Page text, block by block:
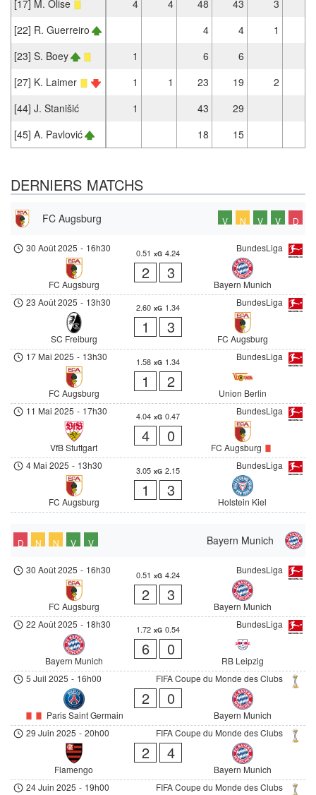
[17] M. Olise 4 4 48 43 3
[22] R. Guerreiro
4 4 1
[23] S. Boey
1 6
6
[27] K. Laimer
1 1 23 19
2
[44] J. Stanišić
1 43 29
[45] A. Pavlović
18 15
DERNIERS MATCHS
FC Augsburg V N V V D
BundesLiga
30 Août 2025 - 16h30
FC Augsburg
0.51 xG 4.24
2 3
Bayern Munich
BundesLiga
23 Août 2025 - 13h30
SC Freiburg
2.60 xG 1.34
1 3
FC Augsburg
BundesLiga
17 Mai 2025 - 13h30
FC Augsburg
1.58 xG 1.34
1 2
Union Berlin
BundesLiga
11 Mai 2025 - 17h30
VfB Stuttgart
4.04 xG 0.47
4 0
FC Augsburg
BundesLiga
4 Mai 2025 - 13h30
FC Augsburg
3.05 xG 2.15
1 3
Holstein Kiel
Bayern Munich
D N N V V
BundesLiga
30 Août 2025 - 16h30
FC Augsburg
0.51 xG 4.24
2 3
Bayern Munich
BundesLiga
22 Août 2025 - 18h30
Bayern Munich
1.72 xG 0.54
6 0
RB Leipzig
FIFA Coupe du Monde des Clubs
5 Juil 2025 - 16h00
Paris Saint Germain
2 0
Bayern Munich
FIFA Coupe du Monde des Clubs
29 Juin 2025 - 20h00
Flamengo
2 4
Bayern Munich
FIFA Coupe du Monde des Clubs
24 Juin 2025 - 19h00